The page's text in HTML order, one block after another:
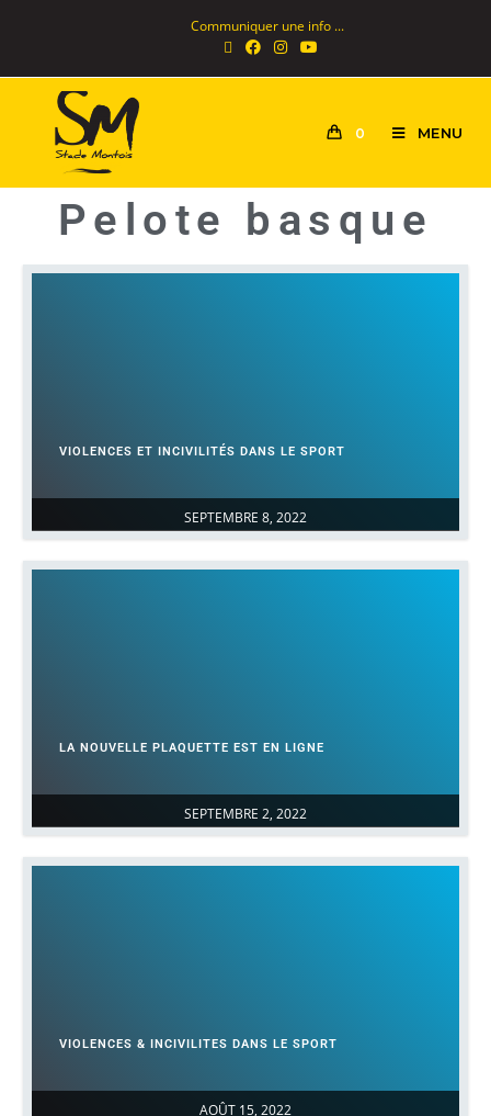
Communiquer une info ...
0 MENU
Pelote basque
SEPTEMBRE 8, 2022
VIOLENCES ET INCIVILITÉS DANS LE SPORT
SEPTEMBRE 2, 2022
LA NOUVELLE PLAQUETTE EST EN LIGNE
AOÛT 15, 2022
VIOLENCES & INCIVILITES DANS LE SPORT